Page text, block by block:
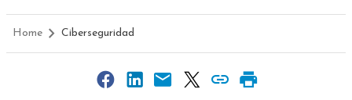
Home Ciberseguridad